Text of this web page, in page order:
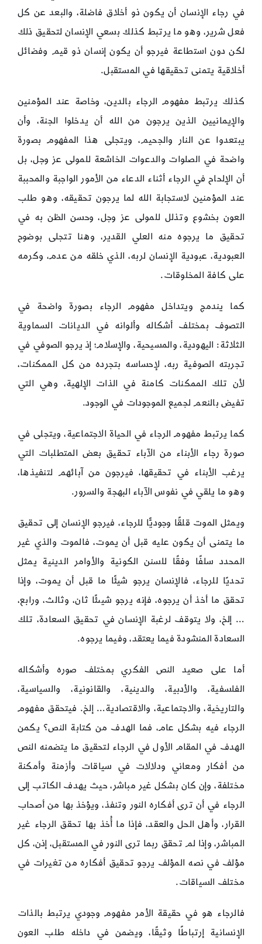
في رجاء الإنسان أن يكون ذو أخلاق فاضلة، والبعد عن كل
فعل شرير، وهو ما يرتبط كذلك بسعي الإنسان لتحقيق ذلك
لكن دون استطاعة فيرجو أن يكون إنسان ذو قيم وفضائل
أخلاقية يتمنى تحقيقها في المستقبل.
كذلك يرتبط مفهوم الرجاء بالدين، وخاصة عند المؤمنين
والإيمانيين الذين يرجون من الله أن يدخلوا الجنة، وأن
يبتعدوا عن النار والجحيم، ويتجلى هذا المفهوم بصورة
واضحة في الصلوات والدعوات الخاشعة للمولى عز وجل، بل
أن الإلحاح في الرجاء أثناء الدعاء من الأمور الواجبة والمحببة
عند المؤمنين لاستجابة الله لما يرجون تحقيقه، وهو طلب
العون بخشوع وتذلل للمولى عز وجل، وحسن الظن به في
تحقيق ما يرجوه منه العلي القدير، وهنا تتجلى بوضوح
العبودية، عبودية الإنسان لربه، الذي خلقه من عدم، وكرمه
على كافة المخلوقات.
كما يندمج ويتداخل مفهوم الرجاء بصورة واضحة في
التصوف بمختلف أشكاله وألوانه في الديانات السماوية
الثلاثة: اليهودية، والمسيحية، والإسلام؛ إذ يرجو الصوفي في
تجربته الصوفية ربه، لإحساسه بتجرده من كل الممكنات،
لأن تلك الممكنات كامنة في الذات الإلهية، وهي التي
تفيض بالنعم لجميع الموجودات في الوجود.
كما يرتبط مفهوم الرجاء في الحياة الاجتماعية، ويتجلى في
صورة رجاء الأبناء من الآباء تحقيق بعض المتطلبات التي
يرغب الأبناء في تحقيقها، فيرجون من آبائهم لتنفيذها،
وهو ما يلقي في نفوس الآباء البهجة والسرور.
ويمثل الموت قلقًا وجوديًّا للرجاء، فيرجو الإنسان إلى تحقيق
ما يتمنى أن يكون عليه قبل أن يموت، فالموت والذي غير
المحدد سلفًا وفقًا للسنن الكونية والأوامر الدينية يمثل
تحديًا للرجاء، فالإنسان يرجو شيئًا ما قبل أن يموت، وإذا
تحقق ما أخذ أن يرجوه، فإنه يرجو شيىئًا ثان، وثالث، ورابع،
… إلخ، ولا يتوقف لرغبة الإنسان في تحقيق السعادة، تلك
السعادة المنشودة فيما يعتقد، وفيما يرجوه.
أما على صعيد النص الفكري بمختلف صوره وأشكاله
الفلسفية، والأدبية، والدينية، والقانونية، والسياسية،
والتاريخية، والاجتماعية، والاقتصادية… إلخ. فيتحقق مفهوم
الرجاء فيه بشكل عام، فما الهدف من كتابة النص؟ يكمن
الهدف في المقام الأول في الرجاء لتحقيق ما يتضمنه النص
من أفكار ومعاني ودلالات في سياقات وأزمنة وأمكنة
مختلفة، وإن كان بشكل غير مباشر، حيث يهدف الكاتب إلى
الرجاء في أن ترى أفكاره النور وتنفذ، ويؤخذ بها من أصحاب
القرار، وأهل الحل والعقد، فإذا ما أُخذ بها تحقق الرجاء غير
المباشر، وإذا لم تحقق ربما ترى النور في المستقبل، إذن، كل
مؤلف في نصه المؤلف يرجو تحقيق أفكاره من تغيرات في
مختلف السياقات.
فالرجاء هو في حقيقة الأمر مفهوم وجودي يرتبط بالذات
الإنسانية إرتباطًا وثيقًا، ويضمن في داخله طلب العون